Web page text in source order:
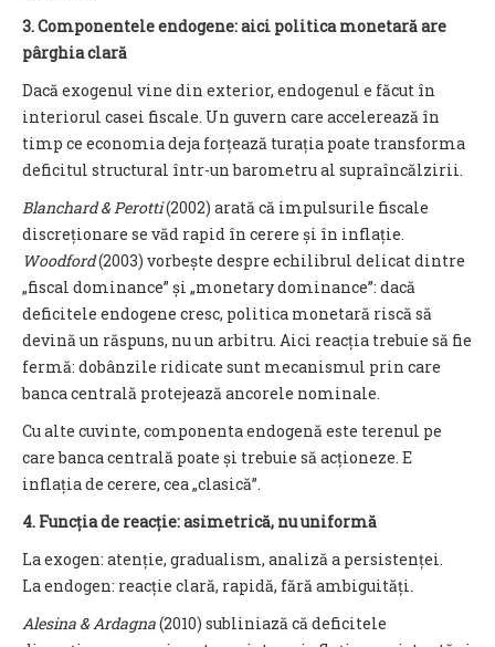
3. Componentele endogene: aici politica monetară are
pârghia clară
Dacă exogenul vine din exterior, endogenul e făcut în
interiorul casei fiscale. Un guvern care accelerează în
timp ce economia deja forțează turația poate transforma
deficitul structural într-un barometru al supraîncălzirii.
Blanchard & Perotti(2002) arată că impulsurile fiscale
discreționare se văd rapid în cerere și în inflație.
Woodford(2003) vorbește despre echilibrul delicat dintre
„fiscal dominance” și „monetary dominance”: dacă
deficitele endogene cresc, politica monetară riscă să
devină un răspuns, nu un arbitru. Aici reacția trebuie să fie
fermă: dobânzile ridicate sunt mecanismul prin care
banca centrală protejează ancorele nominale.
Cu alte cuvinte, componenta endogenă este terenul pe
care banca centrală poate și trebuie să acționeze. E
inflația de cerere, cea „clasică”.
4. Funcția de reacție: asimetrică, nu uniformă
La exogen: atenție, gradualism, analiză a persistenței.
La endogen: reacție clară, rapidă, fără ambiguități.
Alesina & Ardagna(2010) subliniază că deficitele